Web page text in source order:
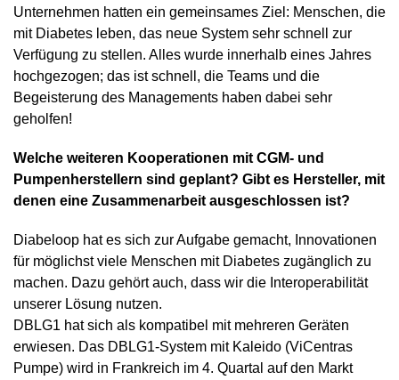
Unternehmen hatten ein gemeinsames Ziel: Menschen, die
mit Diabetes leben, das neue System sehr schnell zur
Verfügung zu stellen. Alles wurde innerhalb eines Jahres
hochgezogen; das ist schnell, die Teams und die
Begeisterung des Managements haben dabei sehr
geholfen!
Welche weiteren Kooperationen mit CGM- und
Pumpenherstellern sind geplant? Gibt es Hersteller, mit
denen eine Zusammenarbeit ausgeschlossen ist?
Diabeloop hat es sich zur Aufgabe gemacht, Innovationen
für möglichst viele Menschen mit Diabetes zugänglich zu
machen. Dazu gehört auch, dass wir die Interoperabilität
unserer Lösung nutzen.
DBLG1 hat sich als kompatibel mit mehreren Geräten
erwiesen. Das DBLG1-System mit Kaleido (ViCentras
Pumpe) wird in Frankreich im 4. Quartal auf den Markt